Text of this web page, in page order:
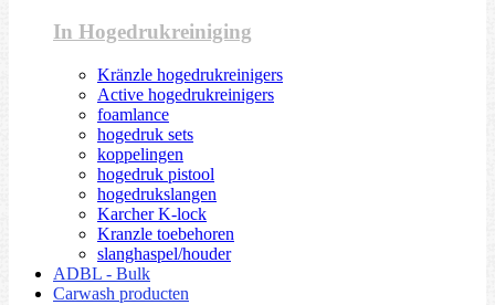
In Hogedrukreiniging
Kränzle hogedrukreinigers
Active hogedrukreinigers
foamlance
hogedruk sets
koppelingen
hogedruk pistool
hogedrukslangen
Karcher K-lock
Kranzle toebehoren
slanghaspel/houder
ADBL - Bulk
Carwash producten